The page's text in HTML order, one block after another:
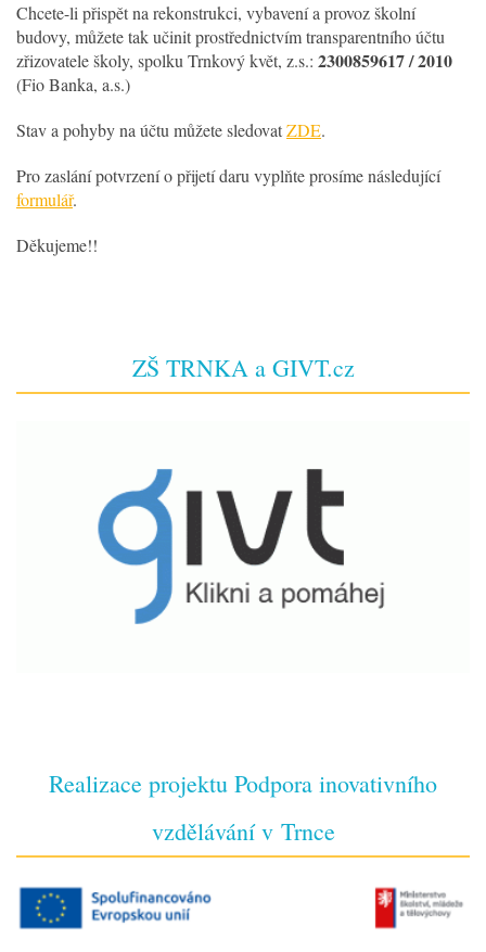
Chcete-li přispět na rekonstrukci, vybavení a provoz školní
budovy, můžete tak učinit prostřednictvím transparentního účtu
zřizovatele školy, spolku Trnkový květ, z.s.: 2300859617 / 2010
(Fio Banka, a.s.)
Stav a pohyby na účtu můžete sledovatZDE.
Pro zaslání potvrzení o přijetí daru vyplňte prosíme následující
formulář.
Děkujeme!!
ZŠ TRNKA a GIVT.cz
Realizace projektu Podpora inovativního
vzdělávání v Trnce